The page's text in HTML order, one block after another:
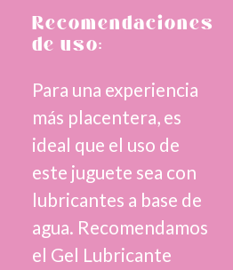
Recomendaciones
de uso:
Para una experiencia
más placentera, es
ideal que el uso de
este juguete sea con
lubricantes a base de
agua. Recomendamos
el Gel Lubricante